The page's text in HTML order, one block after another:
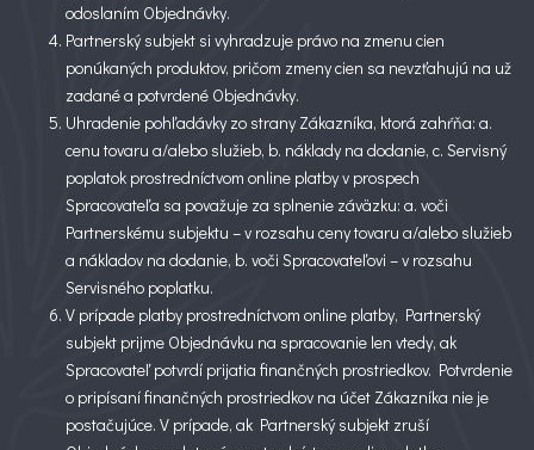
odoslaním Objednávky.
Partnerský subjekt si vyhradzuje právo na zmenu cien
ponúkaných produktov, pričom zmeny cien sa nevzťahujú na už
zadané a potvrdené Objednávky.
Uhradenie pohľadávky zo strany Zákazníka, ktorá zahŕňa: a.
cenu tovaru a/alebo služieb, b. náklady na dodanie, c. Servisný
poplatok prostredníctvom online platby v prospech
Spracovateľa sa považuje za splnenie záväzku: a. voči
Partnerskému subjektu – v rozsahu ceny tovaru a/alebo služieb
a nákladov na dodanie, b. voči Spracovateľovi – v rozsahu
Servisného poplatku.
V prípade platby prostredníctvom online platby, Partnerský
subjekt prijme Objednávku na spracovanie len vtedy, ak
Spracovateľ potvrdí prijatia finančných prostriedkov. Potvrdenie
o pripísaní finančných prostriedkov na účet Zákazníka nie je
postačujúce. V prípade, ak Partnerský subjekt zruší